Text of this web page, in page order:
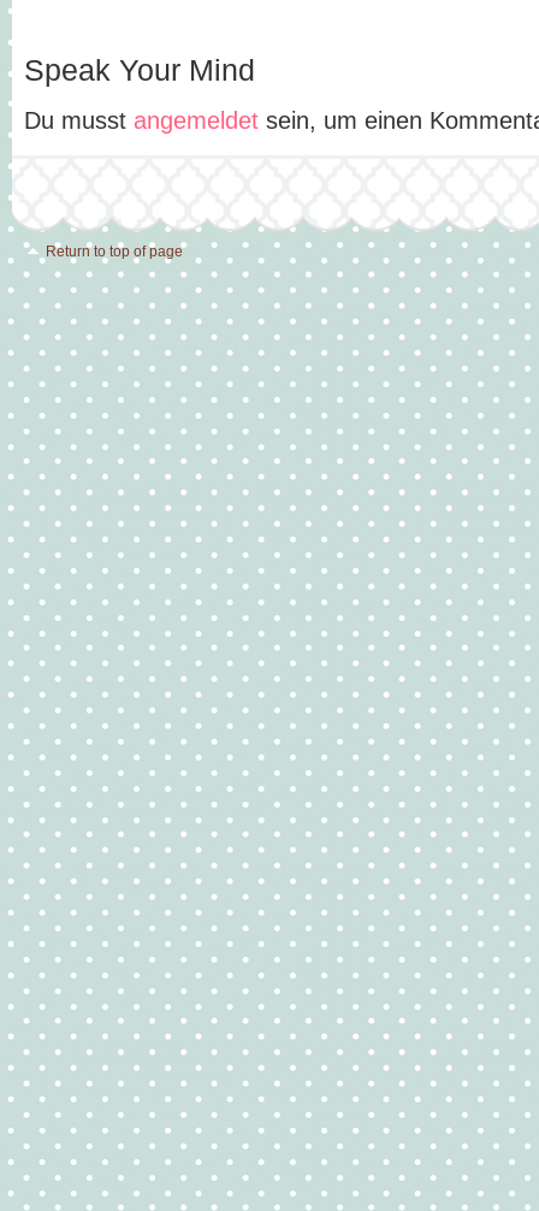
Speak Your Mind
Du musst angemeldet sein, um einen
Return to top of page